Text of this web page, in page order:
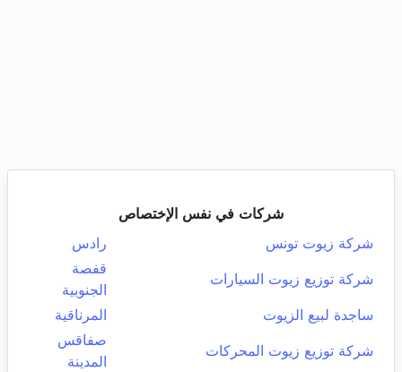
شركات في نفس الإختصاص
شركة زيوت تونس
رادس
شركة توزيع زيوت السيارات
قفصة
الجنوبية
ساجدة لبيع الزيوت
المرناقية
شركة توزيع زيوت المحركات
صفاقس
المدينة